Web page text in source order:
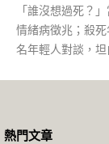
「誰沒想過死？
情緒病徵兆；殺
名年輕人對談，
熱門文章